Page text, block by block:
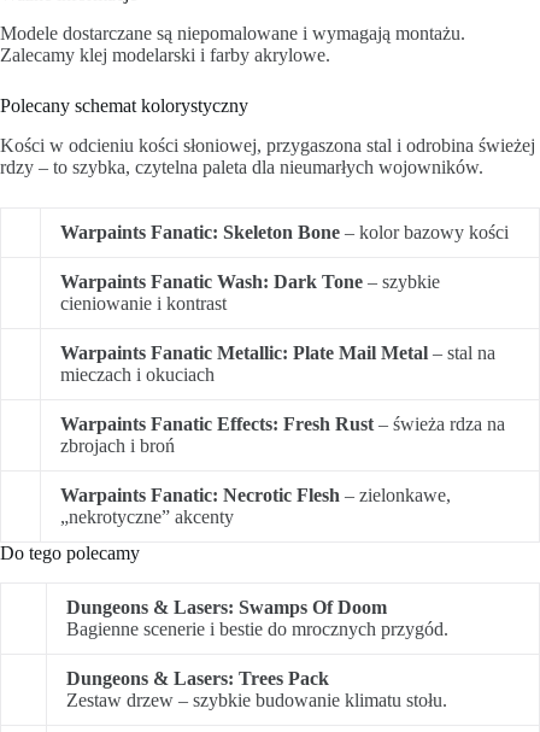
Modele dostarczane są niepomalowane i wymagają montażu.
Zalecamy klej modelarski i farby akrylowe.
Polecany schemat kolorystyczny
Kości w odcieniu kości słoniowej, przygaszona stal i odrobina świeżej
rdzy – to szybka, czytelna paleta dla nieumarłych wojowników.
Warpaints Fanatic: Skeleton Bone – kolor bazowy kości
Warpaints Fanatic Wash: Dark Tone – szybkie
cieniowanie i kontrast
Warpaints Fanatic Metallic: Plate Mail Metal – stal na
mieczach i okuciach
Warpaints Fanatic Effects: Fresh Rust – świeża rdza na
zbrojach i broń
Warpaints Fanatic: Necrotic Flesh – zielonkawe,
„nekrotyczne” akcenty
Do tego polecamy
Dungeons & Lasers: Swamps Of Doom
Bagienne scenerie i bestie do mrocznych przygód.
Dungeons & Lasers: Trees Pack
Zestaw drzew – szybkie budowanie klimatu stołu.